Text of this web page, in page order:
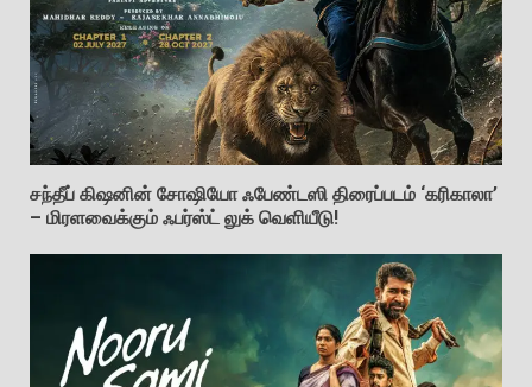
சந்தீப் கிஷனின் சோஷியோ ஃபேண்டஸி திரைப்படம் ‘கரிகாலா’
– மிரளவைக்கும் ஃபர்ஸ்ட் லுக் வெளியீடு!